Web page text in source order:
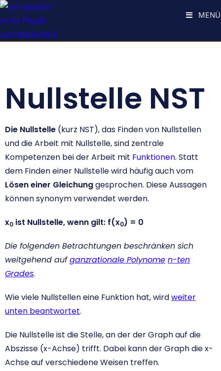
MENÜ
Nullstelle NST
Die Nullstelle (kurz NST), das Finden von Nullstellen
und die Arbeit mit Nullstelle, sind zentrale
Kompetenzen bei der Arbeit mit Funktionen. Statt
dem Finden einer Nullstelle wird häufig auch vom
Lösen einer Gleichunggesprochen. Diese Aussagen
können synonym verwendet werden.
x0 ist Nullstelle, wenn gilt: f(x0) = 0
Die folgenden Betrachtungen beschränken sich
weitgehend aufganzrationale Polynome n-ten
Grades.
Wie viele Nullstellen eine Funktion hat, wirdweiter
unten beantwortet.
Die Nullstelle ist die Stelle, an der der Graph auf die
Abszisse (x-Achse) trifft. Dabei kann der Graph die x-
Achse auf verschiedene Weisen treffen.